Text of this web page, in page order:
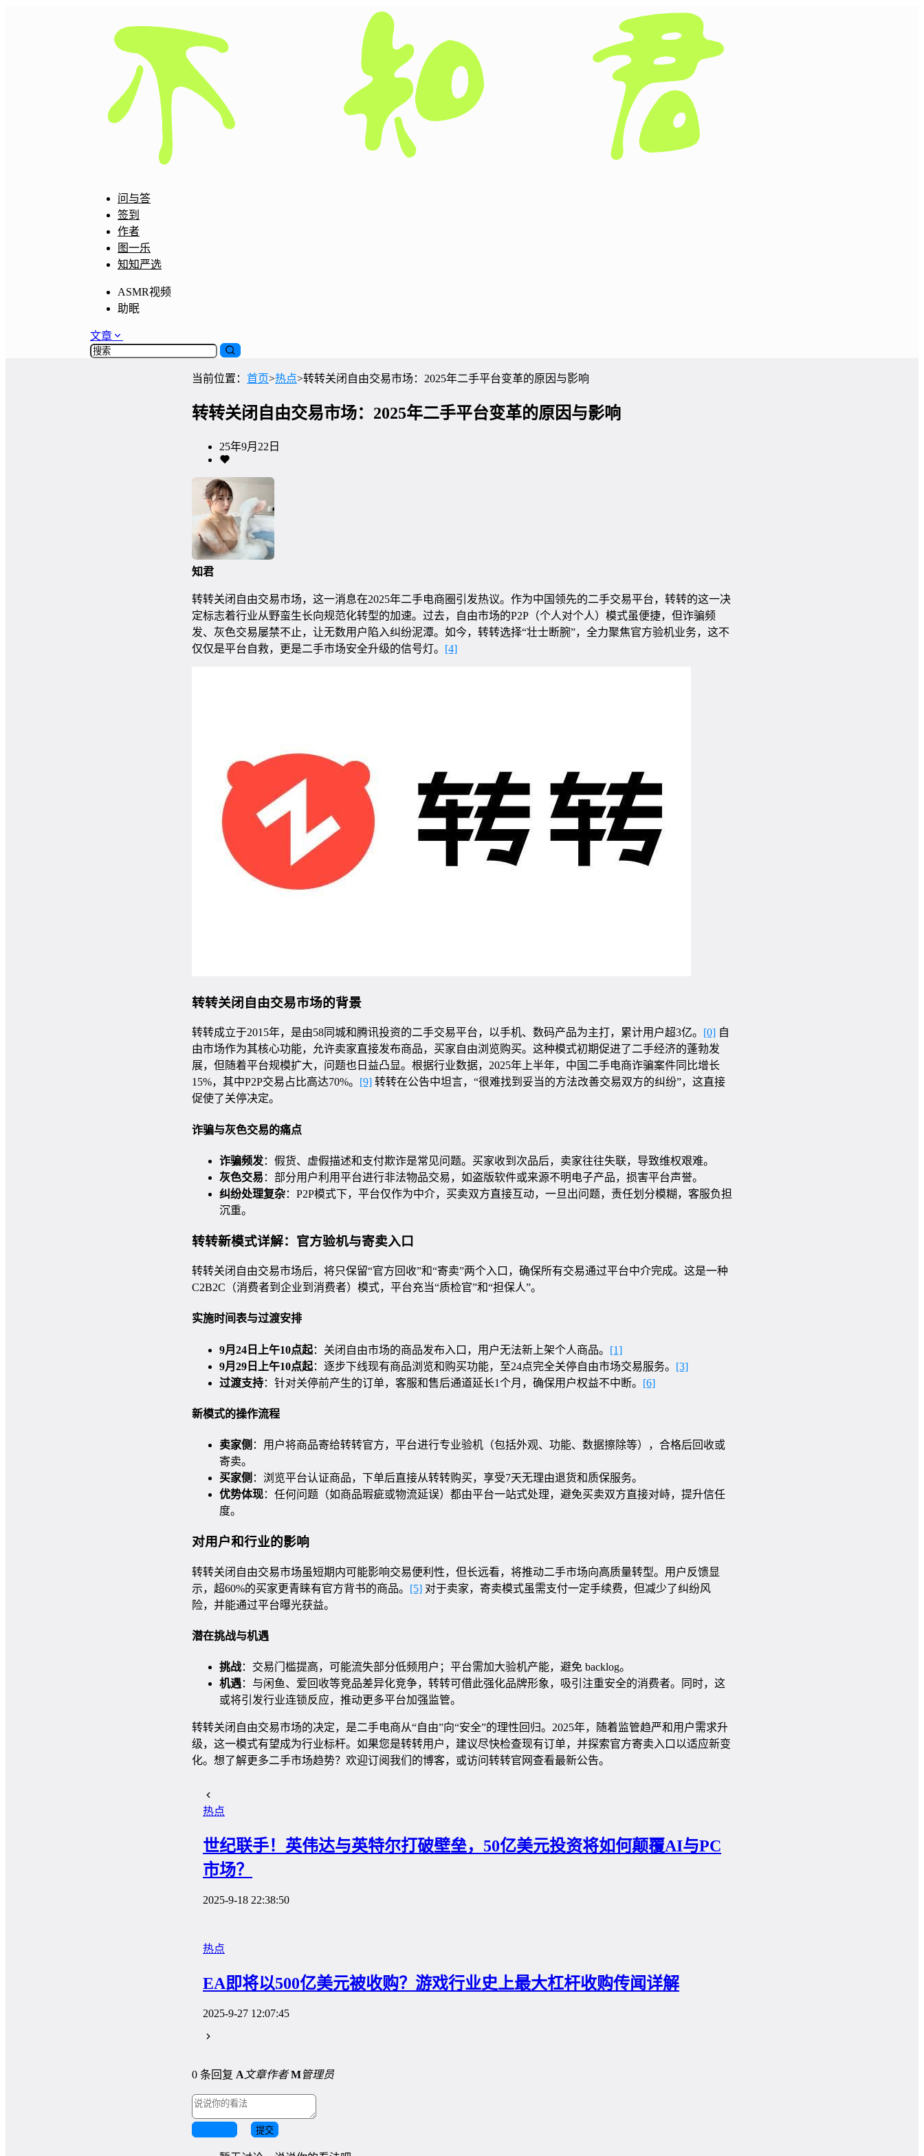
问与答
签到
作者
图一乐
知知严选
ASMR视频
助眠
文章
当前位置： 首页>热点>转转关闭自由交易市场：2025年二手平台变革的原因与影响
转转关闭自由交易市场：2025年二手平台变革的原因与影响
25年9月22日
知君
转转关闭自由交易市场，这一消息在2025年二手电商圈引发热议。作为中国领先的二手交易平台，转转的这一决
定标志着行业从野蛮生长向规范化转型的加速。过去，自由市场的P2P（个人对个人）模式虽便捷，但诈骗频
发、灰色交易屡禁不止，让无数用户陷入纠纷泥潭。如今，转转选择“壮士断腕”，全力聚焦官方验机业务，这不
仅仅是平台自救，更是二手市场安全升级的信号灯。 [4]
转转关闭自由交易市场的背景
转转成立于2015年，是由58同城和腾讯投资的二手交易平台，以手机、数码产品为主打，累计用户超3亿。 [0] 自
由市场作为其核心功能，允许卖家直接发布商品，买家自由浏览购买。这种模式初期促进了二手经济的蓬勃发
展，但随着平台规模扩大，问题也日益凸显。根据行业数据，2025年上半年，中国二手电商诈骗案件同比增长
15%，其中P2P交易占比高达70%。 [9] 转转在公告中坦言，“很难找到妥当的方法改善交易双方的纠纷”，这直接
促使了关停决定。
诈骗与灰色交易的痛点
诈骗频发：假货、虚假描述和支付欺诈是常见问题。买家收到次品后，卖家往往失联，导致维权艰难。
灰色交易 ：部分用户利用平台进行非法物品交易，如盗版软件或来源不明电子产品，损害平台声誉。
纠纷处理复杂：P2P模式下，平台仅作为中介，买卖双方直接互动，一旦出问题，责任划分模糊，客服负担
沉重。
转转新模式详解：官方验机与寄卖入口
转转关闭自由交易市场后，将只保留“官方回收”和“寄卖”两个入口，确保所有交易通过平台中介完成。这是一种
C2B2C（消费者到企业到消费者）模式，平台充当“质检官”和“担保人”。
实施时间表与过渡安排
9月24日上午10点起：关闭自由市场的商品发布入口，用户无法新上架个人商品。 [1]
9月29日上午10点起：逐步下线现有商品浏览和购买功能，至24点完全关停自由市场交易服务。 [3]
过渡支持：针对关停前产生的订单，客服和售后通道延长1个月，确保用户权益不中断。 [6]
新模式的操作流程
卖家侧 ：用户将商品寄给转转官方，平台进行专业验机（包括外观、功能、数据擦除等），合格后回收或
寄卖。
买家侧 ：浏览平台认证商品，下单后直接从转转购买，享受7天无理由退货和质保服务。
优势体现：任何问题（如商品瑕疵或物流延误）都由平台一站式处理，避免买卖双方直接对峙，提升信任
度。
对用户和行业的影响
转转关闭自由交易市场虽短期内可能影响交易便利性，但长远看，将推动二手市场向高质量转型。用户反馈显
示，超60%的买家更青睐有官方背书的商品。 [5] 对于卖家，寄卖模式虽需支付一定手续费，但减少了纠纷风
险，并能通过平台曝光获益。
潜在挑战与机遇
挑战：交易门槛提高，可能流失部分低频用户；平台需加大验机产能，避免 backlog。
机遇：与闲鱼、爱回收等竞品差异化竞争，转转可借此强化品牌形象，吸引注重安全的消费者。同时，这
或将引发行业连锁反应，推动更多平台加强监管。
转转关闭自由交易市场的决定，是二手电商从“自由”向“安全”的理性回归。2025年，随着监管趋严和用户需求升
级，这一模式有望成为行业标杆。如果您是转转用户，建议尽快检查现有订单，并探索官方寄卖入口以适应新变
化。想了解更多二手市场趋势？欢迎订阅我们的博客，或访问转转官网查看最新公告。
热点
世纪联手！英伟达与英特尔打破壁垒，50亿美元投资将如何颠覆AI与PC
市场？
2025-9-18 22:38:50
热点
EA即将以500亿美元被收购？游戏行业史上最大杠杆收购传闻详解
2025-9-27 12:07:45
0 条回复 A 文章作者 M管理员
提交